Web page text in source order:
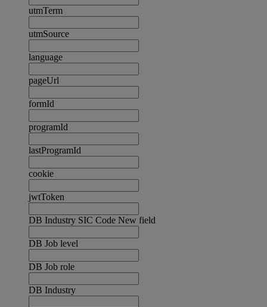
utmTerm
utmSource
language
pageUrl
formId
programId
lastProgramId
cookie
jwtToken
DB Industry SIC Code New field
DB Job level
DB Job role
DB Industry